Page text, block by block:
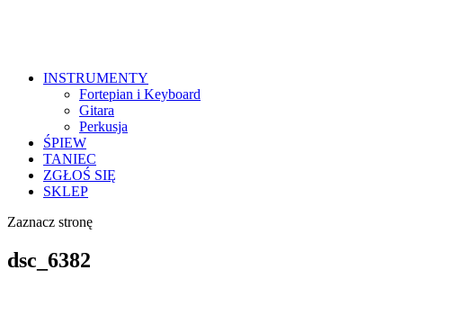
INSTRUMENTY
Fortepian i Keyboard
Gitara
Perkusja
ŚPIEW
TANIEC
ZGŁOŚ SIĘ
SKLEP
Zaznacz stronę
dsc_6382